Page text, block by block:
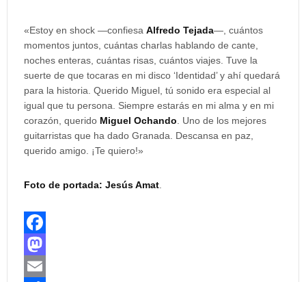
«Estoy en shock —confiesa Alfredo Tejada—, cuántos
momentos juntos, cuántas charlas hablando de cante,
noches enteras, cuántas risas, cuántos viajes. Tuve la
suerte de que tocaras en mi disco ‘Identidad’ y ahí quedará
para la historia. Querido Miguel, tú sonido era especial al
igual que tu persona. Siempre estarás en mi alma y en mi
corazón, querido Miguel Ochando . Uno de los mejores
guitarristas que ha dado Granada. Descansa en paz,
querido amigo. ¡Te quiero!»
Foto de portada: Jesús Amat
F
aM